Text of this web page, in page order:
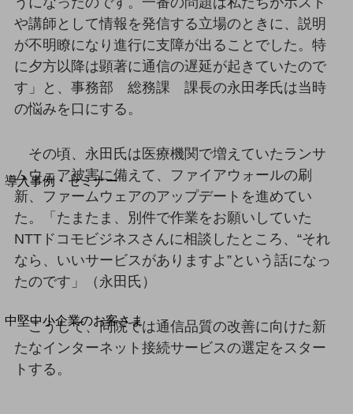
運用保守・故障紛失サポート
回線・ネットワーク
お手続き
別ウィンドウで開きます
サービスをご利用中のお客さま
導入事例・セミナー
導入事例TOP
最新の導入事例や注目の導入事例をご紹介します
セミナー
開催・出展する各種セミナー、イベント情報をご紹介します
別ウィンドウで開きます
中堅中小企業のお客さま
NTTドコモビジネスウォッチ
ビジネスお役立ち情報
や講師として情報を発信する立場のときに、説明
が不明瞭になり進行に支障が出ることでした。特
に夕方以降は顕著に通信の遅延が起きていたので
す」と、事務部 総務課 課長の永田孝氏は当時
の悩みを口にする。
その頃、永田氏は医療機関で増えていたランサ
ムウェア被害に備えて、ファイアウォールの刷
新、ファームウェアのアップデートを進めてい
た。「たまたま、別件で作業をお願いしていた
NTTドコモビジネスさんに相談したところ、“それ
なら、いいサービスがありますよ”という話になっ
たのです」（永田氏）
こうして、同院では通信品質の改善に向けた新
たなインターネット接続サービスの選定をスター
トする。